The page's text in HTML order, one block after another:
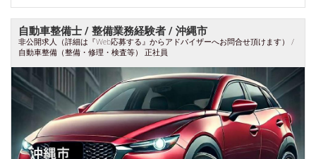
自動車整備士 / 整備業務経験者 / 沖縄市
非公開求人（詳細は『Web応募する』からアドバイザーへお問合せ頂けます） /
自動車整備（整備・修理・検査等） 正社員